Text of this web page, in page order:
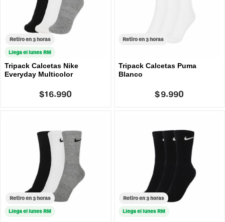
Retiro en 3 horas
Llega el lunes RM
Tripack Calcetas Nike
Everyday Multicolor
$16.990
Retiro en 3 horas
Tripack Calcetas Puma
Blanco
$9.990
Retiro en 3 horas
Llega el lunes RM
Retiro en 3 horas
Llega el lunes RM